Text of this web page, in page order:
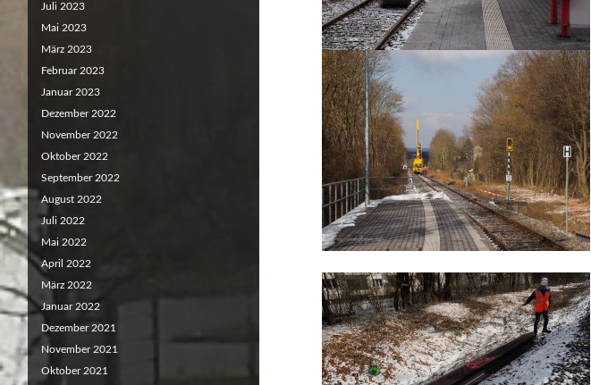
Juli 2023
Mai 2023
März 2023
Februar 2023
Januar 2023
Dezember 2022
November 2022
Oktober 2022
September 2022
August 2022
Juli 2022
Mai 2022
April 2022
März 2022
Januar 2022
Dezember 2021
November 2021
Oktober 2021